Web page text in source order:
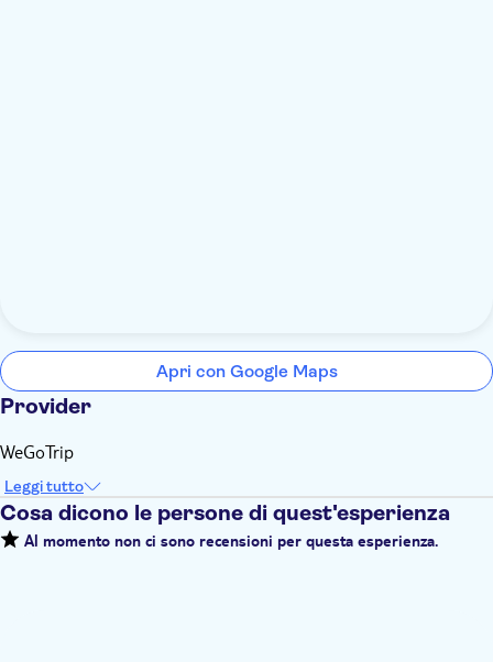
Apri con Google Maps
Provider
WeGoTrip
Leggi tutto
Cosa dicono le persone di quest'esperienza
Al momento non ci sono recensioni per questa esperienza.